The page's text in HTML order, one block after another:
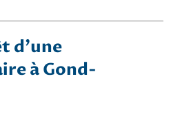
d’une
à Gond-